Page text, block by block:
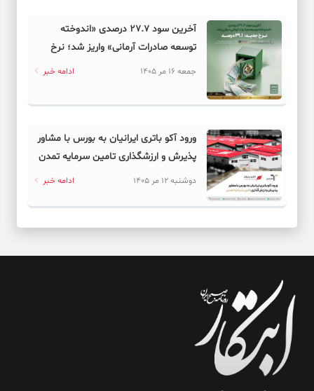
کد خبر: 62144
کمبود دارو؛ از قفسه‌های خالی تا دلالان و بازار سیاه
کد خبر: 62117
راهکار جامع کسب‌وکار
کد خبر: 62129
بازیکنان بلاتکلیف فوتبال ایران
کد خبر: 62097
از ماه گذشته واردات نفت آمریکا از عربستان به صفر رسید
کد خبر: 62089
واکنش پکن به موضوع همکاری با واشنگتن در زمینه امنیت
آخرین سود ۲۷.۷ درصدی «اندوخته
توسعه صادرات آرمانی» واریز شد؛ نرخ
جدید ۲۹.۱ درصد
جمعه 16 مر 1405 ادامه خبر
ورود آکو باتری ایرانیان به بورس با مشاور
پذیرش و ارزشگذاری تامین سرمایه تمدن
دوشنبه 12 مر 1405 ادامه خبر